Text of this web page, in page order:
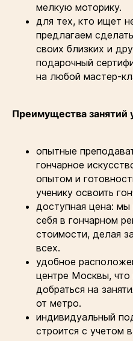
мелкую моторику.
для тех, кто ищет
предлагаем
своих близких и
подарочный
на любой мастер-
Преимущества занятий
опытные
гончарное
опытом и
ученику освоить
доступная цена: мы
себя в гончарном
стоимости, делая
всех.
удобное
центре Москвы, что
добраться на
от метро.
индивидуальный
строится с учетом